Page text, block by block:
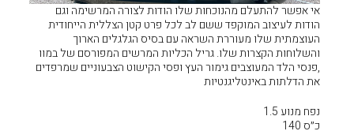
שלו הודות לצורה המרשימה וגם
לב לכל פרט קטן הצללית הייחודית
עם בסיס הגלגלים הארוך
הכליות המרשים המפורסם של במוו
העץ ופסי הקישוט הצבעוניים שמרפדים